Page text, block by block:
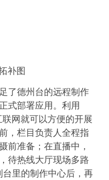
补图
了德州台的远程制作
式部署应用。利用
联网就可以方便的开展
，栏目负责人全程指
前准备；在直播中，
待热线大厅现场多路
里的制作中心后，再